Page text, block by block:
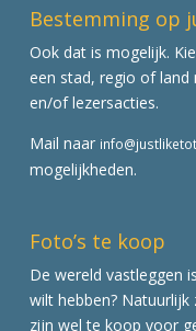
Bestemming op
Ook dat is mogelijk.
een stad, regio of land
en/of lezersacties.
Mail naar
mogelijkheden.
Foto’s te koop
De wereld vastleggen
wilt hebben?
zijn wel te koop voor